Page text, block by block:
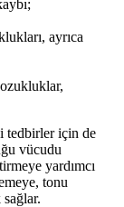
ayrıca
tedbirler için de
vücudu
yardımcı
tonu